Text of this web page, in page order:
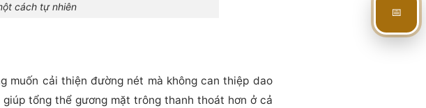
cách tự nhiên
muốn cải thiện đường nét mà không can thiệp dao
tổng thể gương mặt trông thanh thoát hơn ở cả
📅